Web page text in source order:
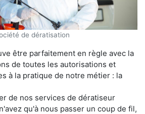
de dératisation
être parfaitement en règle avec la
de toutes les autorisations et
à la pratique de notre métier : la
de nos services de dératiseur
qu'à nous passer un coup de fil,